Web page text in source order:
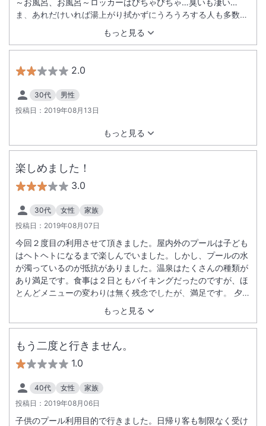
もっと見る
～お風呂、お風呂～ロッカーはびちゃびちゃ…臭いも凄い…
ま、あれだけいれば湯上がり拭かずにうろうろする人も多数…
一泊一人２５０００円以上出してこれかというレビューも多い
かと思いますが、お盆はどこに行っても高いし、普段よりは荒
れます。 それでも都心から一時間以内は有難いです。 翌日の
スパ受付に一時間以上並んでも、子ども達は相変わらず三日月
大好き。 教訓としては、お盆は２度と利用しない（笑） ちな
みに今年は２月５月と利用しましたが、プールも濁ってない
し、人も少なく、何事もノンストレスでした。 また閑散期狙い
で行きます。
2.0
30代
男性
投稿日： 2019年08月13日
もっと見る
楽しめました！
3.0
30代 女性
家族
投稿日： 2019年08月07日
もっと見る
今回２度目の利用させて頂きました。屋内外のプールは子ども
はヘトヘトになるまで楽しんでいました。しかし、プールの水
が濁っているのが抵抗がありました。温泉はたくさんの種類が
あり満足です。食事は２日ともバイキングだったのですが、ほ
とんどメニューの変わりは無く残念でしたが、満足です。 夕食
の最中、震度３の地震があり、レストランのシャンデリアが揺
れて、スタッフも天井を見て地震には気づいていましたが、ス
タッフは何事もなく働かれており、地震があった際のマニュア
ルはどのようになっているのか不安でした。 お部屋は２部屋あ
り広く満足でさた。ただ、残念なのが、エアコンの吹き出し口
は黒く汚れており、エアコンの風でクローゼットの上から綿ぼ
こりが落ちてくるのは残念でした。 アカスリ・マッサージは最
高でした！ 全体的にスタッフ及び施設には満足しており、また
利用したいです。
もう二度と行きません。
1.0
40代 女性
家族
投稿日： 2019年08月06日
子供のプール利用目的で行きました。日帰り客も制限なく受け